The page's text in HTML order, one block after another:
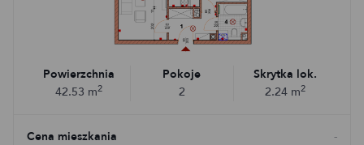
Powierzchnia
42.53 m2
Pokoje
2
Skrytka lok.
2.24 m2
Cena mieszkania -